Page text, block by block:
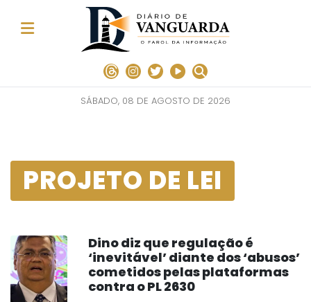
SÁBADO, 08 DE AGOSTO DE 2026
PROJETO DE LEI
Dino diz que regulação é
‘inevitável’ diante dos ‘abusos’
cometidos pelas plataformas
contra o PL 2630